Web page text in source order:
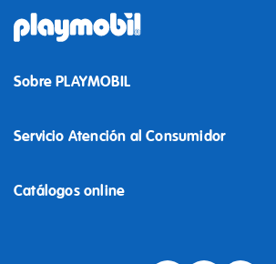
Sobre PLAYMOBIL
Servicio Atención al Consumidor
Catálogos online